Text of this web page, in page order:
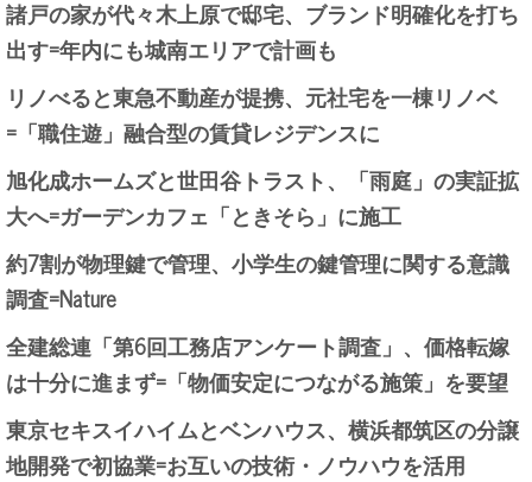
諸戸の家が代々木上原で邸宅、ブランド明確化を打ち
出す=年内にも城南エリアで計画も
リノべると東急不動産が提携、元社宅を一棟リノベ
=「職住遊」融合型の賃貸レジデンスに
旭化成ホームズと世田谷トラスト、「雨庭」の実証拡
大へ=ガーデンカフェ「ときそら」に施工
約7割が物理鍵で管理、小学生の鍵管理に関する意識
調査=Nature
全建総連「第6回工務店アンケート調査」、価格転嫁
は十分に進まず=「物価安定につながる施策」を要望
東京セキスイハイムとベンハウス、横浜都筑区の分譲
地開発で初協業=お互いの技術・ノウハウを活用